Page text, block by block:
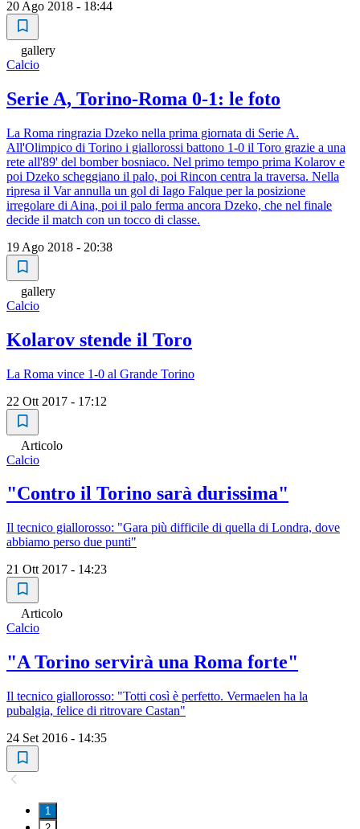
20 Ago 2018 - 18:44
gallery
Calcio
Serie A, Torino-Roma 0-1: le foto
La Roma ringrazia Dzeko nella prima giornata di Serie A.
All'Olimpico di Torino i giallorossi battono 1-0 il Toro grazie a una
rete all'89' del bomber bosniaco. Nel primo tempo prima Kolarov e
poi Dzeko scheggiano il palo, poi Rincon centra la traversa. Nella
ripresa il Var annulla un gol di Iago Falque per la posizione
irregolare di Aina, poi il palo ferma ancora Dzeko, che nel finale
decide il match con un tocco di classe.
19 Ago 2018 - 20:38
gallery
Calcio
Kolarov stende il Toro
La Roma vince 1-0 al Grande Torino
22 Ott 2017 - 17:12
Articolo
Calcio
"Contro il Torino sarà durissima"
Il tecnico giallorosso: "Gara più difficile di quella di Londra, dove
abbiamo perso due punti"
21 Ott 2017 - 14:23
Articolo
Calcio
"A Torino servirà una Roma forte"
Il tecnico giallorosso: "Totti così è perfetto. Vermaelen ha la
pubalgia, felice di ritrovare Castan"
24 Set 2016 - 14:35
1